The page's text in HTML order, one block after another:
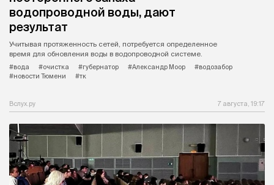
водопроводной воды, дают
результат
Учитывая протяженность сетей, потребуется определенное
время для обновления воды в водопроводной системе.
#вода
#очистка #губернатор #Александр Моор
#водозабор
#новости Тюмени
#тк
Вслух.ру 7 августа, 19:17